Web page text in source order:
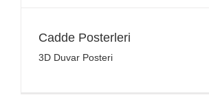
Cadde Posterleri
3D Duvar Posteri